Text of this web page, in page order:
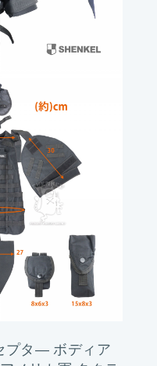
プタ― ボディア